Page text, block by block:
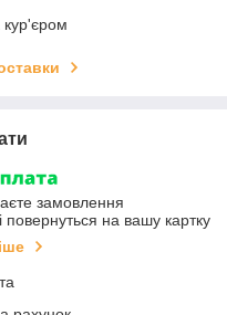
кур'єром
замовлення
повернуться на вашу картку